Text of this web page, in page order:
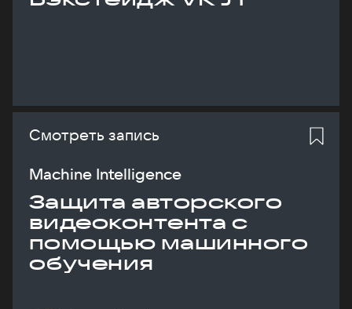
Смотреть запись
Machine Intelligence
Защита авторского
видеоконтента с
помощью машинного
обучения